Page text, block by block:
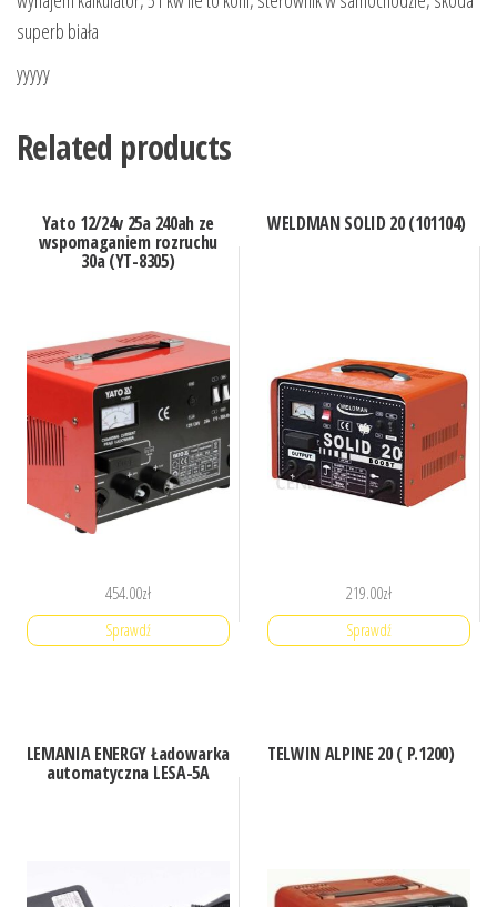
superb biała
yyyyy
Related products
Yato 12/24v 25a 240ah ze
wspomaganiem rozruchu
30a (YT-8305)
454.00zł
Sprawdź
WELDMAN SOLID 20 (101104)
219.00zł
Sprawdź
LEMANIA ENERGY Ładowarka
automatyczna LESA-5A
TELWIN ALPINE 20 ( P.1200)